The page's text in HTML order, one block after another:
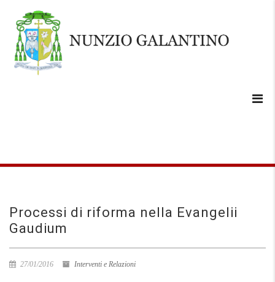
Processi di riforma nella Evangelii
Gaudium
27/01/2016 Interventi e Relazioni